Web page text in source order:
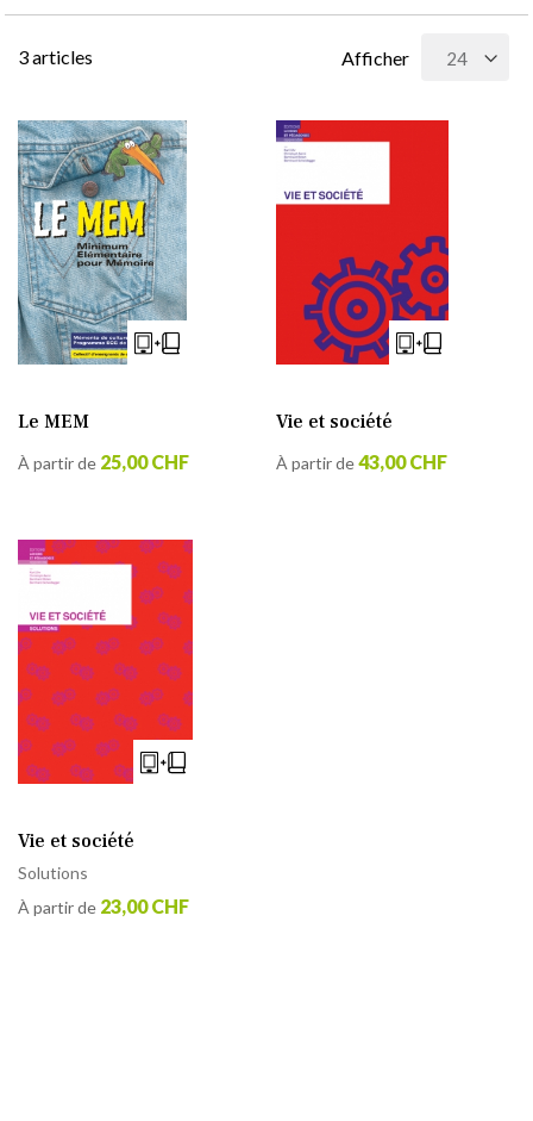
3articles Afficher
Le MEM
À partir de 25,00 CHF
Vie et société
À partir de43,00 CHF
Vie et société
Solutions
À partir de 23,00 CHF